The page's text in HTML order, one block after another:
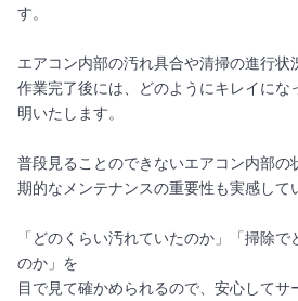
す。
エアコン内部の汚れ具合や清掃の進行状
作業完了後には、どのようにキレイにな
明いたします。
普段見ることのできないエアコン内部の
期的なメンテナンスの重要性も実感して
「どのくらい汚れていたのか」「掃除
のか」を
目で見て確かめられるので、安心してサ